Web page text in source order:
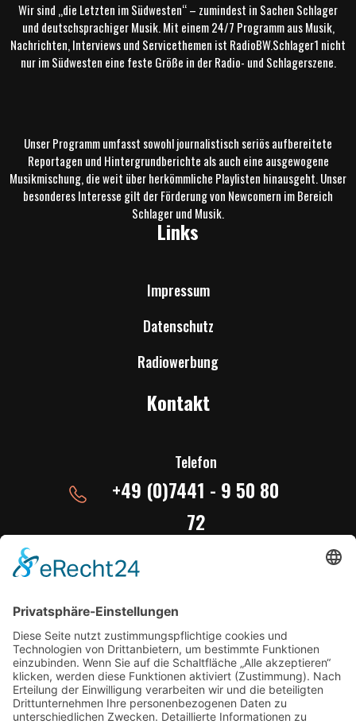
Wir sind „die Letzten im Südwesten“ – zumindest in Sachen Schlager
und deutschsprachiger Musik. Mit einem 24/7 Programm aus Musik,
Nachrichten, Interviews und Servicethemen ist RadioBW.Schlager1 nicht
nur im Südwesten eine feste Größe in der Radio- und Schlagerszene.
Unser Programm umfasst sowohl journalistisch seriös aufbereitete
Reportagen und Hintergrundberichte als auch eine ausgewogene
Musikmischung, die weit über herkömmliche Playlisten hinausgeht. Unser
besonderes Interesse gilt der Förderung von Newcomern im Bereich
Schlager und Musik.
Links
Impressum
Datenschutz
Radiowerbung
Kontakt
Telefon
+49 (0)7441 - 9 50 80
72
studio@radiobw.live
studio@radioschlager1.de
Download App